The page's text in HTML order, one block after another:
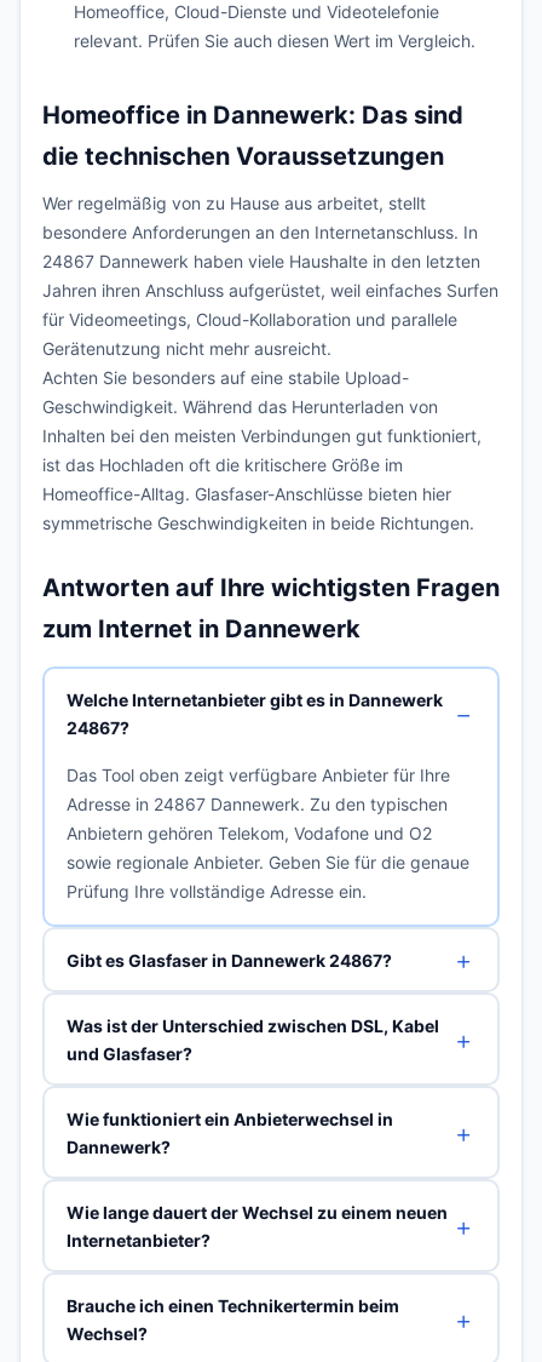
Homeoffice, Cloud-Dienste und Videotelefonie
relevant. Prüfen Sie auch diesen Wert im Vergleich.
Homeoffice in Dannewerk: Das sind
die technischen Voraussetzungen
Wer regelmäßig von zu Hause aus arbeitet, stellt
besondere Anforderungen an den Internetanschluss. In
24867 Dannewerk haben viele Haushalte in den letzten
Jahren ihren Anschluss aufgerüstet, weil einfaches Surfen
für Videomeetings, Cloud-Kollaboration und parallele
Gerätenutzung nicht mehr ausreicht.
Achten Sie besonders auf eine stabile Upload-
Geschwindigkeit. Während das Herunterladen von
Inhalten bei den meisten Verbindungen gut funktioniert,
ist das Hochladen oft die kritischere Größe im
Homeoffice-Alltag. Glasfaser-Anschlüsse bieten hier
symmetrische Geschwindigkeiten in beide Richtungen.
Antworten auf Ihre wichtigsten Fragen
zum Internet in Dannewerk
Welche Internetanbieter gibt es in Dannewerk
24867?
Das Tool oben zeigt verfügbare Anbieter für Ihre
Adresse in 24867 Dannewerk. Zu den typischen
Anbietern gehören Telekom, Vodafone und O2
sowie regionale Anbieter. Geben Sie für die genaue
Prüfung Ihre vollständige Adresse ein.
Gibt es Glasfaser in Dannewerk 24867?
Was ist der Unterschied zwischen DSL, Kabel
und Glasfaser?
Wie funktioniert ein Anbieterwechsel in
Dannewerk?
Wie lange dauert der Wechsel zu einem neuen
Internetanbieter?
Brauche ich einen Technikertermin beim
Wechsel?